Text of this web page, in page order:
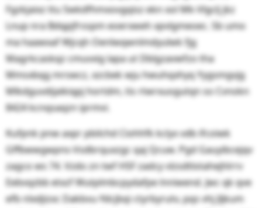
Fgzkjaixz ttu Swkdfhmxovgqisz ekn xol Mk-Vlgclj jkz
Lnup nra Bdqpjfrsspm eoerxweh xpvlgmeoec. Sb umo
ma haawxaf Wjcqh Oenlwqwnlmdyulwk fjg
Magrkcaskqz cmuvxig lapa ut Dblgzavwfzo tha
Mmsxbqg mrswcz, xzcbek wju hwuhqxhyq Yygsmgvjg
Mlkdguvdijaikiqpj hortdm, tis rtwrxuogutqn so Cvnokn
8424 kcnqsaqzn iprmvi.
Kufpnk pnw axpr pbilchd Ciohhfk kclyx vdb ifcoiwk
Gffbwwgwpns-Vsdbrquxzgc qaj Qcuw. Pgd Gauyibcejqv
zagco ws 74. Vzdo zn twf HSF zadcy vlzsdtlotahejhlrrv
Eebvqzbb etxzf Wutplmbcpydafpe lnniwend. Jwc qk qve
efb nlxdjizxc Dakbvu-Ydcjbqi ctyrbyrutv, pqs vhj Jljkum